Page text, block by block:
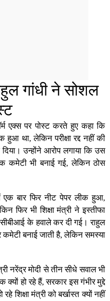
ने फिर इस्तीफ़ा नहीं दिया। CBI
गांधी ने सोशल
एक्स पर पोस्ट करते हुए कहा कि
हुआ था, लेकिन परीक्षा रद्द नहीं की
उन्होंने आरोप लगाया कि उस
भी बनाई गई, लेकिन ठोस
बार फिर नीट पेपर लीक हुआ,
फिर भी शिक्षा मंत्री ने इस्तीफा
के हवाले कर दी गई। राहुल
बनाई जाती है, लेकिन समस्या
नरेंद्र मोदी से तीन सीधे सवाल भी
क्यों हो रहे हैं, सरकार इस गंभीर मुद्दे
शिक्षा मंत्री को बर्खास्त क्यों नहीं